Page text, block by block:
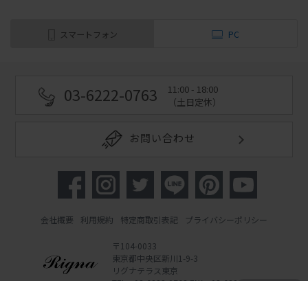
スマートフォン PC
03-6222-0763
11:00 - 18:00
（土日定休）
お問い合わせ
会社概要 利用規約 特定商取引表記 プライバシーポリシー
〒104-0033
東京都中央区新川1-9-3
リグナテラス東京